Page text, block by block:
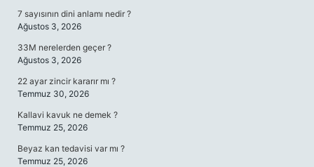
7 sayısının dini anlamı nedir ?
Ağustos 3, 2026
33M nerelerden geçer ?
Ağustos 3, 2026
22 ayar zincir kararır mı ?
Temmuz 30, 2026
Kallavi kavuk ne demek ?
Temmuz 25, 2026
Beyaz kan tedavisi var mı ?
Temmuz 25, 2026